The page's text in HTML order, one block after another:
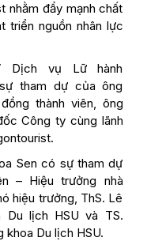
nhằm đẩy mạnh chất
triển nguồn nhân lực
Dịch vụ Lữ hành
tham dự của ông
thành viên, ông
Công ty cùng lãnh
Sen có sự tham dự
– Hiệu trưởng nhà
hiệu trưởng, ThS. Lê
Du lịch HSU và TS.
khoa Du lịch HSU.